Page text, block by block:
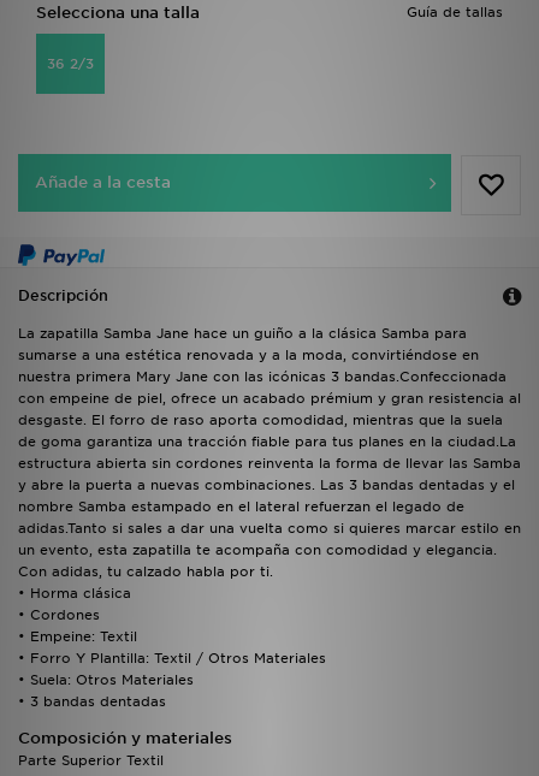
Guía de tallas
Selecciona una talla
36 2/3
Añade a la cesta
Descripción
La zapatilla Samba Jane hace un guiño a la clásica Samba para
sumarse a una estética renovada y a la moda, convirtiéndose en
nuestra primera Mary Jane con las icónicas 3 bandas.Confeccionada
con empeine de piel, ofrece un acabado prémium y gran resistencia al
desgaste. El forro de raso aporta comodidad, mientras que la suela
de goma garantiza una tracción fiable para tus planes en la ciudad.La
estructura abierta sin cordones reinventa la forma de llevar las Samba
y abre la puerta a nuevas combinaciones. Las 3 bandas dentadas y el
nombre Samba estampado en el lateral refuerzan el legado de
adidas.Tanto si sales a dar una vuelta como si quieres marcar estilo en
un evento, esta zapatilla te acompaña con comodidad y elegancia.
Con adidas, tu calzado habla por ti.
• Horma clásica
• Cordones
• Empeine: Textil
• Forro Y Plantilla: Textil / Otros Materiales
• Suela: Otros Materiales
• 3 bandas dentadas
Composición y materiales
Parte Superior Textil